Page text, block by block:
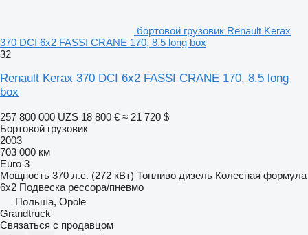
бортовой грузовик Renault Kerax
370 DCI 6x2 FASSI CRANE 170, 8.5 long box
32
Renault Kerax 370 DCI 6x2 FASSI CRANE 170, 8.5 long
box
257 800 000 UZS 18 800 € ≈ 21 720 $
Бортовой грузовик
2003
703 000 км
Euro 3
Мощность 370 л.с. (272 кВт) Топливо дизель Колесная формула
6x2 Подвеска рессора/пневмо
Польша, Opole
Grandtruck
Связаться с продавцом